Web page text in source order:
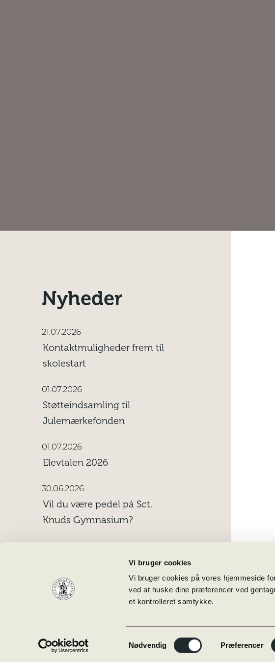
Vi bruger cookies
Vi bruger cookies på vores hjemmeside
ved at huske dine præferencer ved
et kontrolleret samtykke.
Samtykkevalg
Nødvendig Præferencer
Nyheder
21.07.2026
Kontaktmuligheder frem til
skolestart
01.07.2026
Støtteindsamling til
Julemærkefonden
01.07.2026
Elevtalen 2026
30.06.2026
Vil du være pedel på Sct.
Knuds Gymnasium?
Jubilar-invitation 2027
23.06.2026
Tillykke med huerne!
Vikariat i matematik ved Sct.